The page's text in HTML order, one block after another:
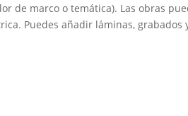
de marco o temática). Las obras
Puedes añadir láminas, grabados